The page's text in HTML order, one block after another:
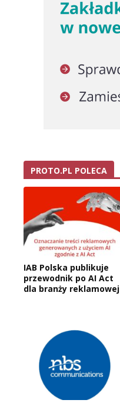
PROTO.PL POLECA
IAB Polska publikuje
przewodnik po AI Act
dla branży reklamowej